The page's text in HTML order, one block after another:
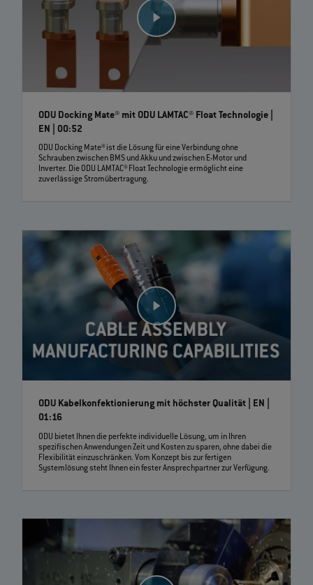
ODU Docking Mate® mit ODU LAMTAC® Float Technologie |
EN | 00:52
ODU Docking Mate® ist die Lösung für eine Verbindung ohne
Schrauben zwischen BMS und Akku und zwischen E-Motor und
Inverter. Die ODU LAMTAC® Float Technologie ermöglicht eine
zuverlässige Stromübertragung.
ODU Kabelkonfektionierung mit höchster Qualität | EN |
01:16
ODU bietet Ihnen die perfekte individuelle Lösung, um in Ihren
spezifischen Anwendungen Zeit und Kosten zu sparen, ohne dabei die
Flexibilität einzuschränken. Vom Konzept bis zur fertigen
Systemlösung steht Ihnen ein fester Ansprechpartner zur Verfügung.